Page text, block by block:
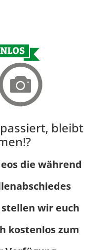
bleibt
die während
wir euch
kostenlos zum